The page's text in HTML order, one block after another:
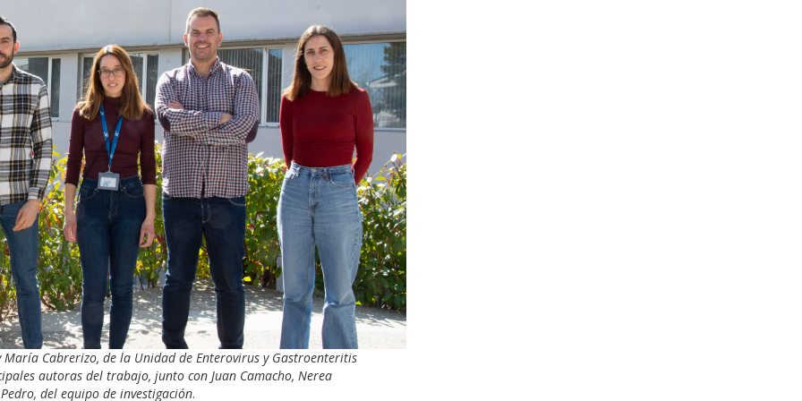
Cabrerizo, de la Unidad de Enterovirus y Gastroenteritis
autoras del trabajo, junto con Juan Camacho, Nerea
del equipo de investigación.